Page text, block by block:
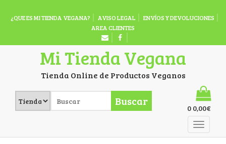
¿QUE ES MI TIENDA VEGANA? AVISO LEGAL
ENVÍOS Y DEVOLUCIONES
AREA CLIENTES
Mi Tienda Vegana
Tienda Online de Productos Veganos
Buscar
0 0,00€